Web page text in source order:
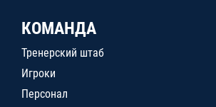
КОМАНДА
Тренерский штаб
Игроки
Персонал